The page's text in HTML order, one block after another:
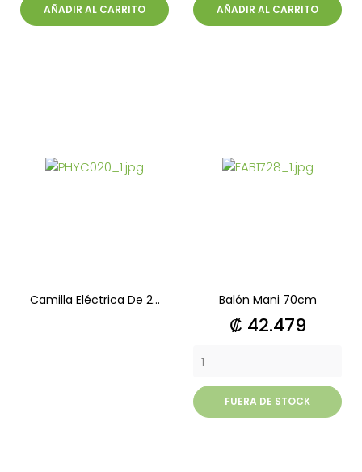
AÑADIR AL CARRITO AÑADIR AL CARRITO
Camilla Eléctrica De 2... Balón Mani 70cm
Precio
₡ 42.479
FUERA DE STOCK